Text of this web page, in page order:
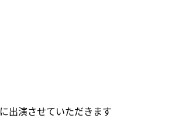
に出演させていただきます